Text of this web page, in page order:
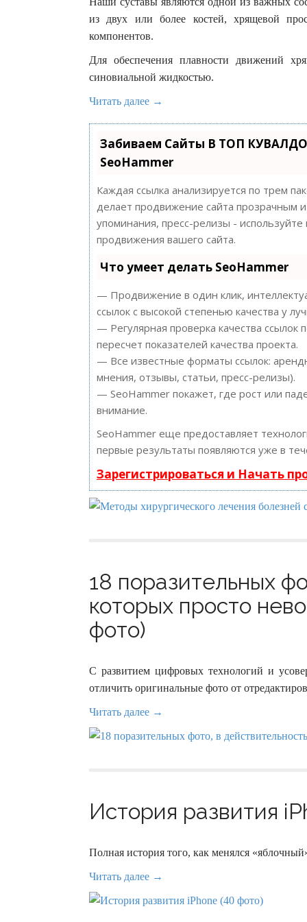
из двух или более костей, хрящевой
компонентов.
Для обеспечения плавности движений
синовиальной жидкостью.
Читать далее →
Забиваем Сайты В ТОП
SeoHammer
Каждая ссылка анализируется по трем
делает продвижение сайта прозрачным
упоминания, пресс-релизы -
продвижения вашего сайта.
Что умеет делать SeoHammer
— Продвижение в один клик,
ссылок с высокой степенью качества у
— Регулярная проверка качества
пересчет показателей качества проекта.
— Все известные форматы ссылок:
мнения, отзывы, статьи, пресс-релизы).
— SeoHammer покажет, где рост или
внимание.
SeoHammer еще предоставляет
первые результаты появляются уже в
Зарегистрироваться и Начать
18 поразительных
которых просто
фото)
С развитием цифровых технологий и
отличить оригинальные фото от
Читать далее →
История развития
Полная история того, как менялся
Читать далее →